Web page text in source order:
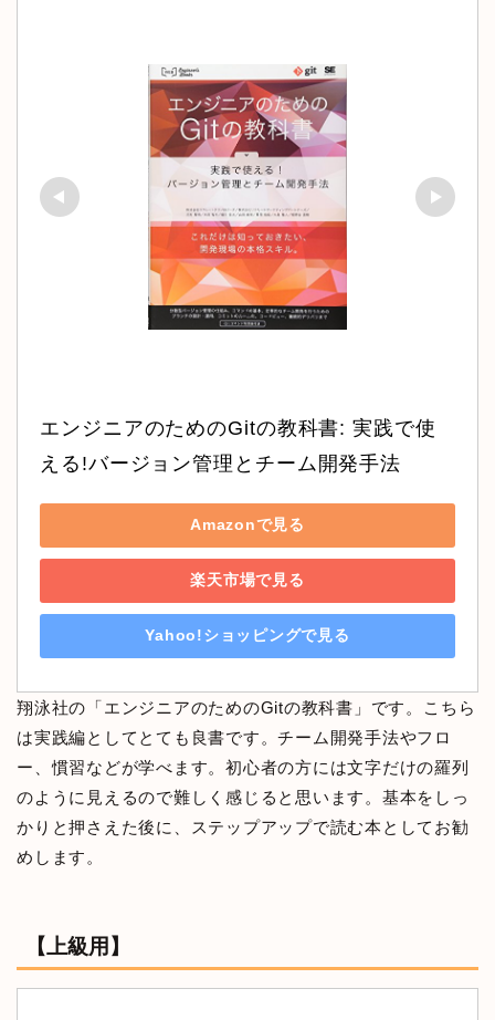
エンジニアのためのGitの教科書: 実践で使
える!バージョン管理とチーム開発手法
Amazonで見る
楽天市場で見る
Yahoo!ショッピングで見る
翔泳社の「エンジニアのためのGitの教科書」です。こちら
は実践編としてとても良書です。チーム開発手法やフロ
ー、慣習などが学べます。初心者の方には文字だけの羅列
のように見えるので難しく感じると思います。基本をしっ
かりと押さえた後に、ステップアップで読む本としてお勧
めします。
【上級用】